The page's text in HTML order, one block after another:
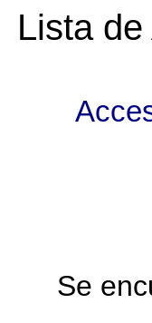
Lista
Se